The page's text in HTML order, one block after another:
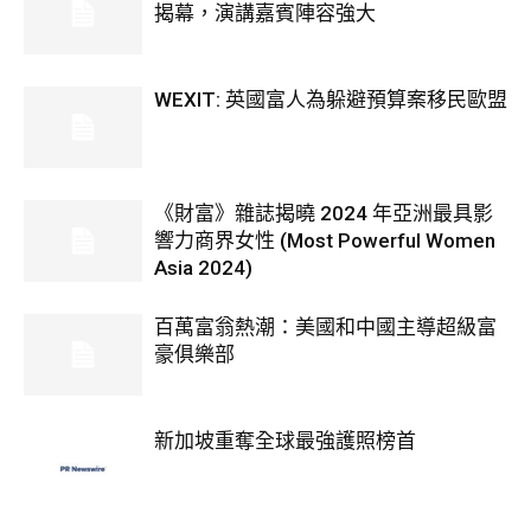
揭幕，演講嘉賓陣容強大
WEXIT: 英國富人為躲避預算案移民歐盟
《財富》雜誌揭曉 2024 年亞洲最具影
響力商界女性 (Most Powerful Women
Asia 2024)
百萬富翁熱潮：美國和中國主導超級富
豪俱樂部
新加坡重奪全球最強護照榜首